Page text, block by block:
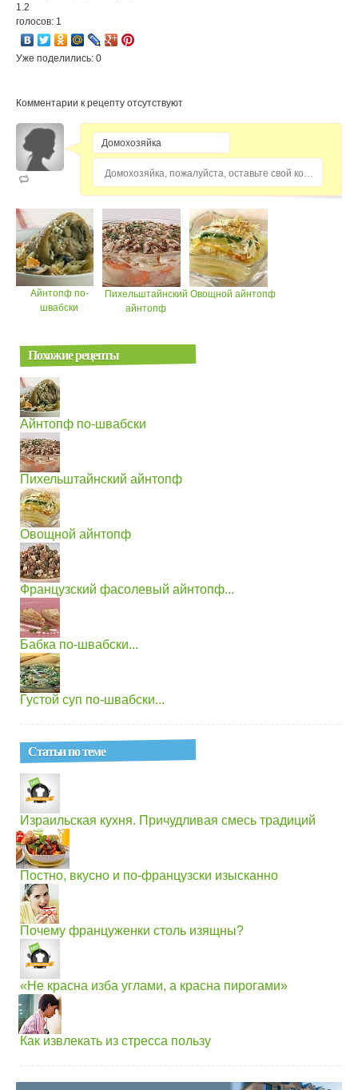
1.2
голосов: 1
Уже поделились: 0
Комментарии к рецепту отсутствуют
Домохозяйка, пожалуйста, оставьте свой комментарий...
Айнтопф по-
швабски
Пихельштайнский
айнтопф
Овощной айнтопф
Похожие рецепты
Айнтопф по-швабски
Пихельштайнский айнтопф
Овощной айнтопф
Французский фасолевый айнтопф...
Бабка по-швабски...
Густой суп по-швабски...
Статьи по теме
Израильская кухня. Причудливая смесь традиций
Постно, вкусно и по-французски изысканно
Почему француженки столь изящны?
«Не красна изба углами, а красна пирогами»
Как извлекать из стресса пользу